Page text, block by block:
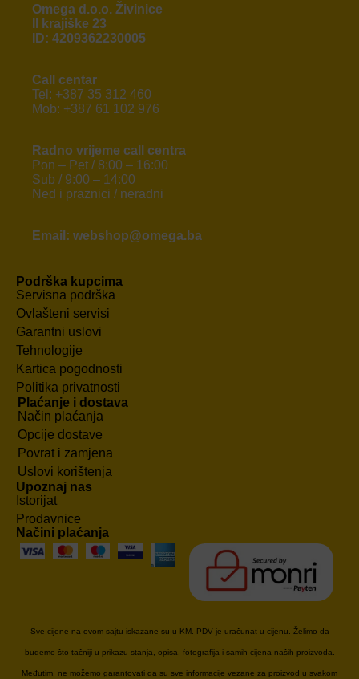
Omega d.o.o. Živinice
II krajiške 23
ID: 4209362230005
Call centar
Tel: +387 35 312 460
Mob: +387 61 102 976
Radno vrijeme call centra
Pon – Pet / 8:00 – 16:00
Sub / 9:00 – 14:00
Ned i praznici / neradni
Email: webshop@omega.ba
Podrška kupcima
Servisna podrška
Ovlašteni servisi
Garantni uslovi
Tehnologije
Kartica pogodnosti
Politika privatnosti
Plaćanje i dostava
Način plaćanja
Opcije dostave
Povrat i zamjena
Uslovi korištenja
Upoznaj nas
Istorijat
Prodavnice
Načini plaćanja
Sve cijene na ovom sajtu iskazane su u KM. PDV je uračunat u cijenu. Želimo da
budemo što tačniji u prikazu stanja, opisa, fotografija i samih cijena naših proizvoda.
Međutim, ne možemo garantovati da su sve informacije vezane za proizvod u svakom